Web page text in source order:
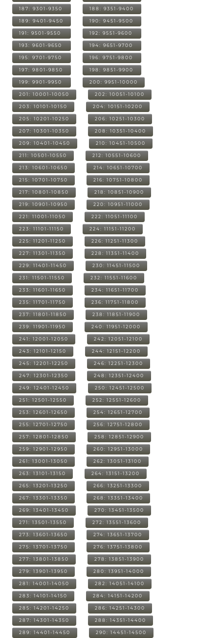
187: 9301-9350 188: 9351-9400
189: 9401-9450 190: 9451-9500
191: 9501-9550 192: 9551-9600
193: 9601-9650 194: 9651-9700
195: 9701-9750 196: 9751-9800
197: 9801-9850 198: 9851-9900
199: 9901-9950 200: 9951-10000
201: 10001-10050 202: 10051-10100
203: 10101-10150 204: 10151-10200
205: 10201-10250 206: 10251-10300
207: 10301-10350 208: 10351-10400
209: 10401-10450 210: 10451-10500
211: 10501-10550 212: 10551-10600
213: 10601-10650 214: 10651-10700
215: 10701-10750 216: 10751-10800
217: 10801-10850 218: 10851-10900
219: 10901-10950 220: 10951-11000
221: 11001-11050 222: 11051-11100
223: 11101-11150 224: 11151-11200
225: 11201-11250 226: 11251-11300
227: 11301-11350 228: 11351-11400
229: 11401-11450 230: 11451-11500
231: 11501-11550 232: 11551-11600
233: 11601-11650 234: 11651-11700
235: 11701-11750 236: 11751-11800
237: 11801-11850 238: 11851-11900
239: 11901-11950 240: 11951-12000
241: 12001-12050 242: 12051-12100
243: 12101-12150 244: 12151-12200
245: 12201-12250 246: 12251-12300
247: 12301-12350 248: 12351-12400
249: 12401-12450 250: 12451-12500
251: 12501-12550 252: 12551-12600
253: 12601-12650 254: 12651-12700
255: 12701-12750 256: 12751-12800
257: 12801-12850 258: 12851-12900
259: 12901-12950 260: 12951-13000
261: 13001-13050 262: 13051-13100
263: 13101-13150 264: 13151-13200
265: 13201-13250 266: 13251-13300
267: 13301-13350 268: 13351-13400
269: 13401-13450 270: 13451-13500
271: 13501-13550 272: 13551-13600
273: 13601-13650 274: 13651-13700
275: 13701-13750 276: 13751-13800
277: 13801-13850 278: 13851-13900
279: 13901-13950 280: 13951-14000
281: 14001-14050 282: 14051-14100
283: 14101-14150 284: 14151-14200
285: 14201-14250 286: 14251-14300
287: 14301-14350 288: 14351-14400
289: 14401-14450 290: 14451-14500